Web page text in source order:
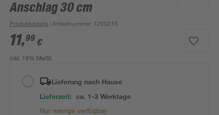
Anschlag 30 cm
Produktdetails | Artikelnummer: 1200215
11,99 €
inkl. 19% MwSt.
Lieferung nach Hause
Lieferzeit: ca. 1-3 Werktage
Nur wenige verfügbar